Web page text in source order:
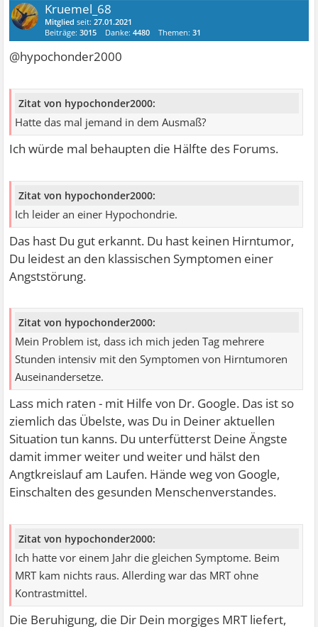
Kruemel_68
Mitglied seit:27.01.2021
Beiträge:3015 Danke:4480 Themen:31
@hypochonder2000
Zitat von hypochonder2000:
Hatte das mal jemand in dem Ausmaß?
Ich würde mal behaupten die Hälfte des Forums.
Zitat von hypochonder2000:
Ich leider an einer Hypochondrie.
Das hast Du gut erkannt. Du hast keinen Hirntumor,
Du leidest an den klassischen Symptomen einer
Angststörung.
Zitat von hypochonder2000:
Mein Problem ist, dass ich mich jeden Tag mehrere
Stunden intensiv mit den Symptomen von Hirntumoren
Auseinandersetze.
Lass mich raten - mit Hilfe von Dr. Google. Das ist so
ziemlich das Übelste, was Du in Deiner aktuellen
Situation tun kanns. Du unterfütterst Deine Ängste
damit immer weiter und weiter und hälst den
Angtkreislauf am Laufen. Hände weg von Google,
Einschalten des gesunden Menschenverstandes.
Zitat von hypochonder2000:
Ich hatte vor einem Jahr die gleichen Symptome. Beim
MRT kam nichts raus. Allerding war das MRT ohne
Kontrastmittel.
Die Beruhigung, die Dir Dein morgiges MRT liefert,